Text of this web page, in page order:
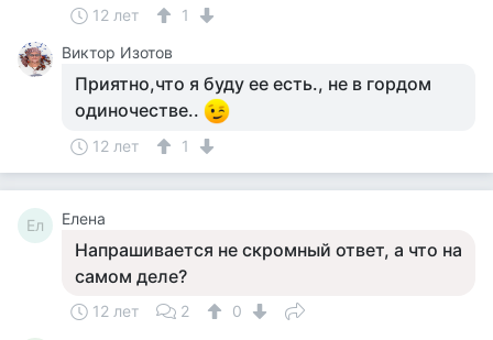
12 лет
1
Виктор Изотов
Приятно,что я буду ее есть., не в гордом
одиночестве..
12 лет 1
Ел Елена
Напрашивается не скромный ответ, а что на
самом деле?
12 лет 2
0